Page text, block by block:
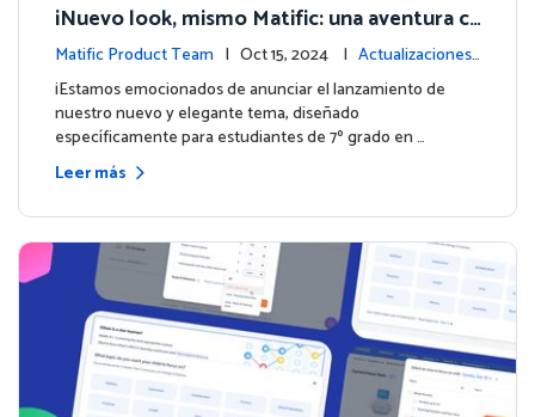
¡Nuevo look, mismo Matific: una aventura c
ósmica de aprendizaje te espera! 🚀🌌
Matific Product Team | Oct 15, 2024 | Actualizaciones
de la plataforma
¡Estamos emocionados de anunciar el lanzamiento de
nuestro nuevo y elegante tema, diseñado
específicamente para estudiantes de 7º grado en …
Leer más